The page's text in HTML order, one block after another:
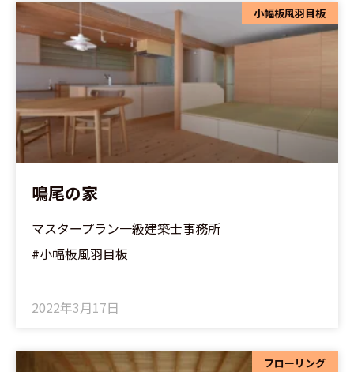
小幅板風羽目板
鳴尾の家
マスタープラン一級建築士事務所
#小幅板風羽目板
2022年3月17日
フローリング